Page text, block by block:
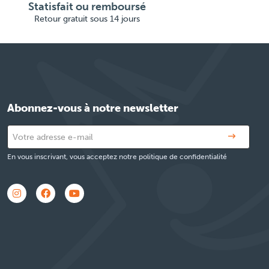
Statisfait ou remboursé
Retour gratuit sous 14 jours
Abonnez-vous à notre newsletter
En vous inscrivant, vous acceptez notre politique de confidentialité